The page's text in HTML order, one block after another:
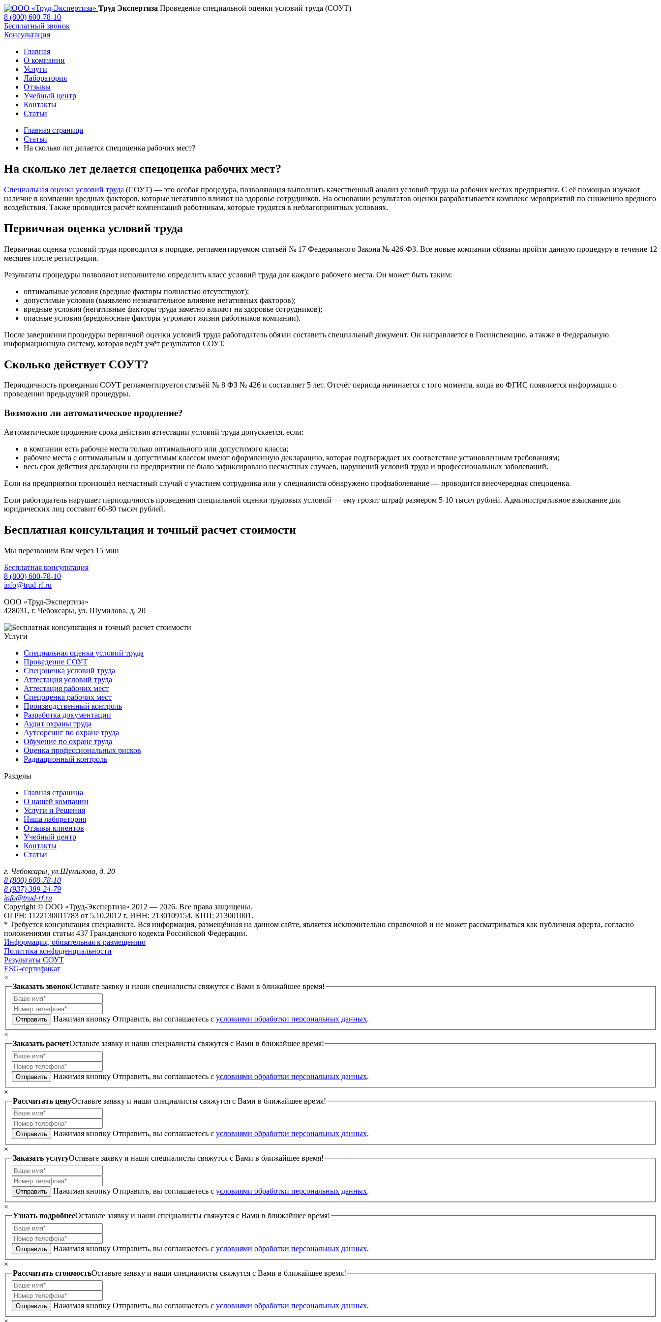
Труд Экспертиза Проведение специальной оценки условий труда (СОУТ)
8 (800) 600-78-10
Бесплатный звонок
Консультация
Главная
О компании
Услуги
Лаборатория
Отзывы
Учебный центр
Контакты
Статьи
Главная страница
Статьи
На сколько лет делается спецоценка рабочих мест?
На сколько лет делается спецоценка рабочих мест?
Специальная оценка условий труда (СОУТ) — это особая процедура, позволяющая выполнить качественный анализ условий труда на рабочих местах предприятия. С её помощью изучают
наличие в компании вредных факторов, которые негативно влияют на здоровье сотрудников. На основании результатов оценки разрабатывается комплекс мероприятий по снижению вредного
воздействия. Также проводится расчёт компенсаций работникам, которые трудятся в неблагоприятных условиях.
Первичная оценка условий труда
Первичная оценка условий труда проводится в порядке, регламентируемом статьёй № 17 Федерального Закона № 426-ФЗ. Все новые компании обязаны пройти данную процедуру в течение 12
месяцев после регистрации.
Результаты процедуры позволяют исполнителю определить класс условий труда для каждого рабочего места. Он может быть таким:
оптимальные условия (вредные факторы полностью отсутствуют);
допустимые условия (выявлено незначительное влияние негативных факторов);
вредные условия (негативные факторы труда заметно влияют на здоровье сотрудников);
опасные условия (вредоносные факторы угрожают жизни работников компании).
После завершения процедуры первичной оценки условий труда работодатель обязан составить специальный документ. Он направляется в Госинспекцию, а также в Федеральную
информационную систему, которая ведёт учёт результатов СОУТ.
Сколько действует СОУТ?
Периодичность проведения СОУТ регламентируется статьёй № 8 ФЗ № 426 и составляет 5 лет. Отсчёт периода начинается с того момента, когда во ФГИС появляется информация о
проведении предыдущей процедуры.
Возможно ли автоматическое продление?
Автоматическое продление срока действия аттестации условий труда допускается, если:
в компании есть рабочие места только оптимального или допустимого класса;
рабочие места с оптимальным и допустимым классом имеют оформленную декларацию, которая подтверждает их соответствие установленным требованиям;
весь срок действия декларации на предприятии не было зафиксировано несчастных случаев, нарушений условий труда и профессиональных заболеваний.
Если на предприятии произошёл несчастный случай с участием сотрудника или у специалиста обнаружено профзаболевание — проводится внеочередная спецоценка.
Если работодатель нарушает периодичность проведения специальной оценки трудовых условий — ему грозит штраф размером 5-10 тысяч рублей. Административное взыскание для
юридических лиц составит 60-80 тысяч рублей.
Бесплатная консультация и точный расчет стоимости
Мы перезвоним Вам через 15 мин
Бесплатная консультация
8 (800) 600-78-10
info@trud-rf.ru
ООО «Труд-Экспертиза»
428031, г. Чебоксары, ул. Шумилова, д. 20
Услуги
Специальная оценка условий труда
Проведение СОУТ
Спецоценка условий труда
Аттестация условий труда
Аттестация рабочих мест
Спецоценка рабочих мест
Производственный контроль
Разработка документации
Аудит охраны труда
Аутсорсинг по охране труда
Обучение по охране труда
Оценка профессиональных рисков
Радиационный контроль
Разделы
Главная страница
О нашей компании
Услуги и Решения
Наша лаборатория
Отзывы клиентов
Учебный центр
Контакты
Статьи
г. Чебоксары, ул.Шумилова, д. 20
8 (800) 600-78-10
8 (937) 389-24-79
info@trud-rf.ru
Copyright © ООО «Труд-Экспертиза» 2012 — 2026. Все права защищены.
ОГРН: 1122130011783 от 5.10.2012 г, ИНН: 2130109154, КПП: 213001001.
* Требуется консультация специалиста. Вся информация, размещённая на данном сайте, является исключительно справочной и не может рассматриваться как публичная оферта, согласно
положениями статьи 437 Гражданского кодекса Российской Федерации.
Информация, обязательная к размещению
Политика конфиденциальности
Результаты СОУТ
ESG-сертификат
×
Заказать звонокОставьте заявку и наши специалисты свяжутся с Вами в ближайшее время!
Отправить Нажимая кнопку Отправить, вы соглашаетесь с условиями обработки персональных данных.
×
Заказать расчетОставьте заявку и наши специалисты свяжутся с Вами в ближайшее время!
Отправить Нажимая кнопку Отправить, вы соглашаетесь с условиями обработки персональных данных.
×
Рассчитать ценуОставьте заявку и наши специалисты свяжутся с Вами в ближайшее время!
Отправить Нажимая кнопку Отправить, вы соглашаетесь с условиями обработки персональных данных.
×
Заказать услугуОставьте заявку и наши специалисты свяжутся с Вами в ближайшее время!
Отправить Нажимая кнопку Отправить, вы соглашаетесь с условиями обработки персональных данных.
×
Узнать подробнееОставьте заявку и наши специалисты свяжутся с Вами в ближайшее время!
Отправить Нажимая кнопку Отправить, вы соглашаетесь с условиями обработки персональных данных.
×
Рассчитать стоимостьОставьте заявку и наши специалисты свяжутся с Вами в ближайшее время!
Отправить Нажимая кнопку Отправить, вы соглашаетесь с условиями обработки персональных данных.